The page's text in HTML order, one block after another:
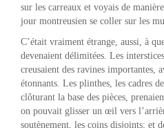
sur les carreaux et voyais de
jour montreusien se coller sur les
C’était vraiment étrange, aussi, à
devenaient délimitées. Les
creusaient des ravines importantes,
étonnants. Les plinthes, les cadres
clôturant la base des pièces,
on pouvait glisser un œil vers
soutènement, les coins disjoints; et